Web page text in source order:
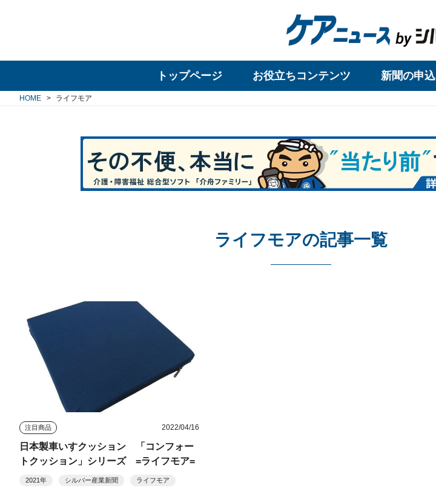
トップページ お役立ちコンテンツ 新聞の申込
HOME ライフモア
ライフモアの記事一覧
注目商品 2022/04/16
日本製車いすクッション 「コンフォー
トクッション」シリーズ =ライフモア=
2021年 シルバー産業新聞 ライフモア